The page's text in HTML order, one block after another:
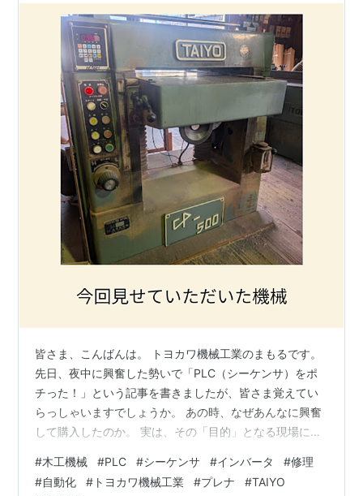
皆さま、こんばんは。 トヨカワ機械工業のまもるです。
先日、夜中に興奮した勢いで「PLC（シーケンサ）をポ
チった！」という記事を書きましたが、皆さま覚えてい
らっしゃいますでしょうか。 あの時、なぜあんなに興奮
して購入したのか。 実は、その「目的」となる現場に、
「もし壊れたら……」建具屋さんの切実な悩み いつもお
世話になっている地元の建具屋さんから、あるとき相談
#木工機械 #PLC #シーケンサ #インバータ #修理
#自動化 # トヨカワ機械工業 #プレナ #TAIYO